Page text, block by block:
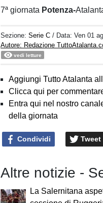
7ª giornata Potenza-
Sezione:Serie C / Data:Ven 01
Autore: Redazione
vedi letture
Aggiungi Tutto Atalanta
Clicca qui per
Entra qui nel nostro
della giornata
Condividi Tweet
Altre notizie -
La Salernitana